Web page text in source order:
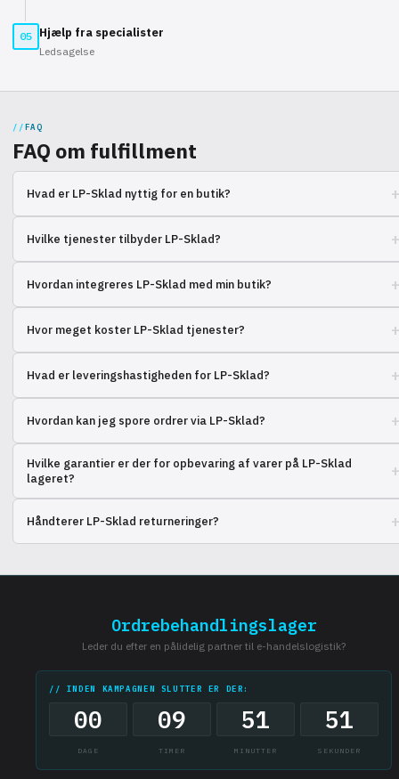
05 Hjælp fra specialister
Ledsagelse
FAQ
FAQ om fulfillment
Hvad er LP-Sklad nyttig for en butik?
så du kan fokusere på salg og markedsføring. LP-Sklad sparer tid og
penge.
Hvilke tjenester tilbyder LP-Sklad?
levering, returneringshåndtering og platformintegration.
Hvordan integreres LP-Sklad med min butik?
sikrer automatisk synkronisering af ordre- og varedata.
Hvor meget koster LP-Sklad tjenester?
valgte prisplan. Der er normalt et gebyr for behandling og opbevaring.
Hvad er leveringshastigheden for LP-Sklad?
hurtig og pålidelig levering af ordrer til dine kunder.
Hvordan kan jeg spore ordrer via LP-Sklad?
platformen i realtid.
Hvilke garantier er der for opbevaring af varer på LP-Sklad
lageret?
kvalitetskontrol af varer for at minimere risikoen for skader eller tab.
Håndterer LP-Sklad returneringer?
kunder, hvilket sikrer en effektiv proces for refusioner eller
Ordrebehandlingslager
Leder du efter en pålidelig partner til e-handelslogistik?
// INDEN KAMPAGNEN SLUTTER ER DER:
00
DAGE
09
TIMER
51
MINUTTER
50
SEKUNDER